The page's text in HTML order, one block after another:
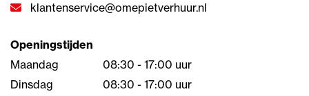
klantenservice@omepietverhuur.nl
Openingstijden
Maandag
08:30 - 17:00 uur
Dinsdag
08:30 - 17:00 uur